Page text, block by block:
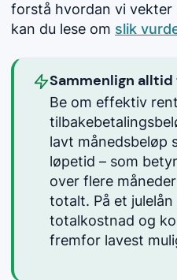
forstå hvordan vi vekter
kan du lese om slik
Sammenlign
Be om effektiv
lavt månedsbeløp
løpetid – som
over flere
totalt. På et
totalkostnad og
fremfor lavest